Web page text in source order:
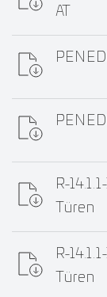
AT
R-
Türen
R-
Türen